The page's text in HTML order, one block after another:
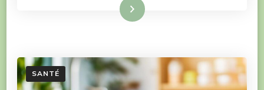
Lire la suite
SANTÉ